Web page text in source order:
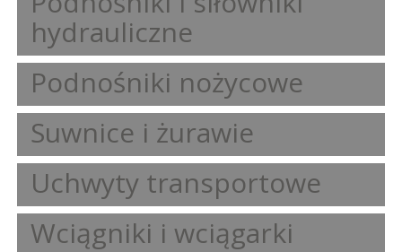
hydrauliczne
Podnośniki nożycowe
Suwnice i żurawie
Uchwyty transportowe
Wciągniki i wciągarki